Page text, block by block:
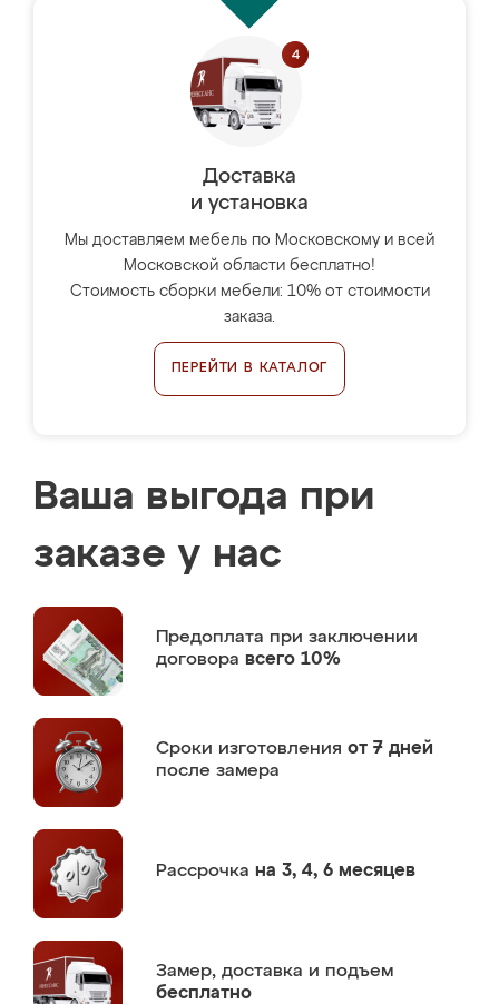
Доставка
и установка
Мы доставляем мебель по Московскому и всей
Московской области бесплатно!
Стоимость сборки мебели: 10% от стоимости
заказа.
ПЕРЕЙТИ В КАТАЛОГ
Ваша выгода при
заказе у нас
Предоплата при заключении
договора всего 10%
Сроки изготовления от 7 дней
после замера
Рассрочка на 3, 4, 6 месяцев
Замер, доставка и подъем
бесплатно